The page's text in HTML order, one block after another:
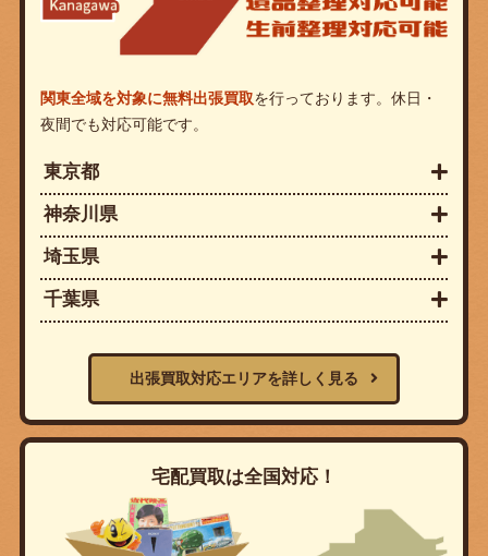
関東全域を対象に無料出張買取を行っております。休日・
夜間でも対応可能です。
東京都
神奈川県
埼玉県
千葉県
出張買取対応エリアを詳しく見る
宅配買取は全国対応！